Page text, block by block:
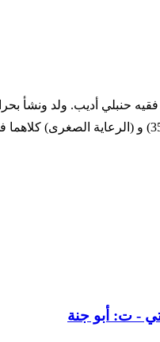
695 التاريخ الميلادي 1206 - 1295
(الرعاية الكبرى - خ) منه نسخة كتبت سنة
- ت: أبو جنة